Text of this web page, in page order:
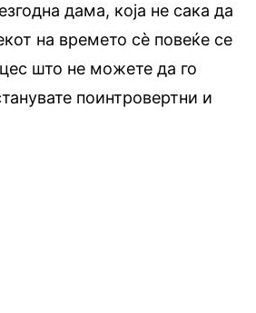
дама, која не сака да
на времето сè повеќе се
што не можете да го
поинтровертни и